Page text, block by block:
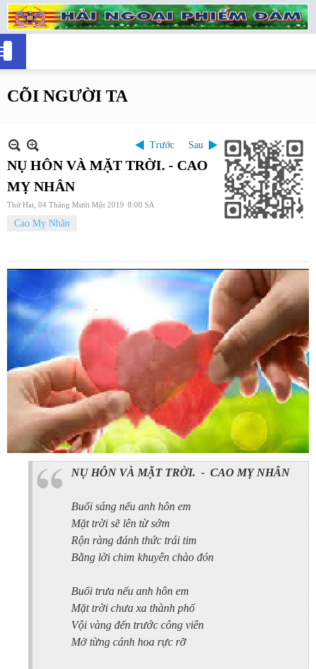
CÕI NGƯỜI TA
Trước Sau
NỤ HÔN VÀ MẶT TRỜI. - CAO
MỴ NHÂN
Thứ Hai, 04 Tháng Mười Một 2019 8:00 SA
Cao Mỵ Nhân
NỤ HÔN VÀ MẶT TRỜI. - CAO MỴ NHÂN
Buổi sáng nếu anh hôn em
Mặt trời sẽ lên từ sớm
Rộn ràng đánh thức trái tim
Bằng lời chim khuyên chào đón
Buổi trưa nếu anh hôn em
Mặt trời chưa xa thành phố
Vội vàng đến trước công viên
Mở từng cánh hoa rực rỡ